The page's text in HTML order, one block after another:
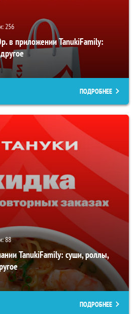
256
в приложении TanukiFamily:
ПОДРОБНЕЕ
88
TanukiFamily: суши, роллы,
ПОДРОБНЕЕ